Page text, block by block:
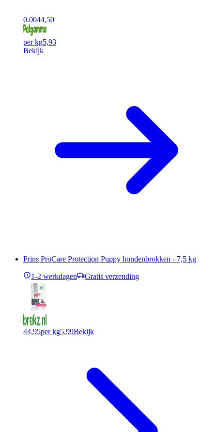
0.0044,50
per kg5,93
Bekijk
Prins ProCare Protection Puppy hondenbrokken - 7,5 kg
1-2 werkdagen Gratis verzending
44,95per kg5,99Bekijk